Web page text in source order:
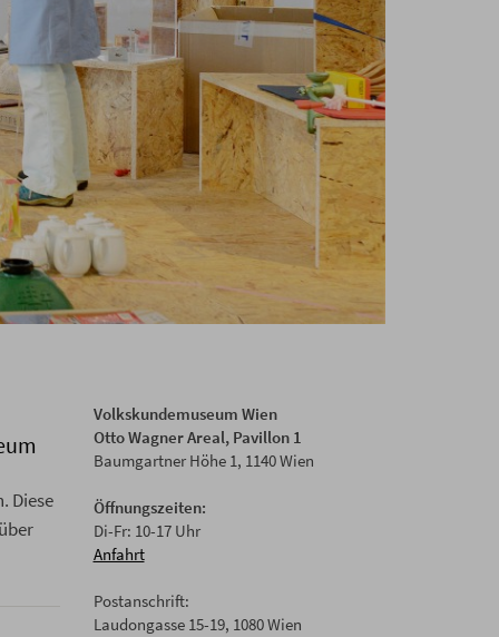
Diese
Volkskundemuseum Wien
Otto Wagner Areal, Pavillon 1
Baumgartner Höhe 1, 1140 Wien
Öffnungszeiten:
Di-Fr: 10-17 Uhr
Anfahrt
Postanschrift:
Laudongasse 15-19, 1080 Wien